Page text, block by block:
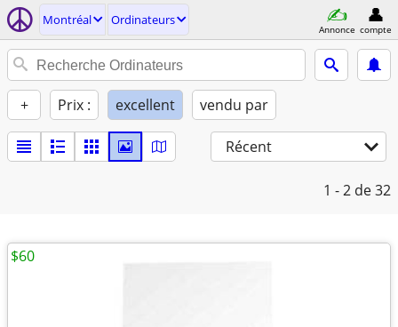
Montréal Ordinateurs
Annonce compte
+ Prix : excellent vendu par
Récent
1 - 2 de 32
$60